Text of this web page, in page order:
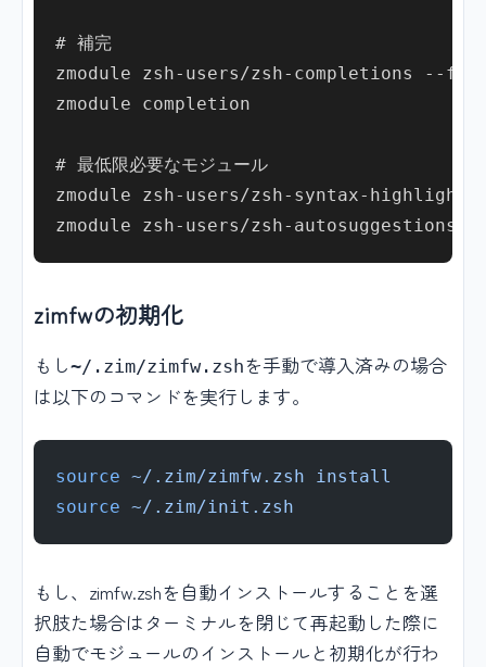
# 補完
zmodule zsh-users/zsh-completions --
zmodule completion
# 最低限必要なモジュール
zmodule zsh-users/zsh-syntax-
zimfwの初期化
もし~/.zim/zimfw.zshを手動で導入済みの場合
は以下のコマンドを実行します。
source ~/.zim/zimfw.zsh install
source ~/.zim/init.zsh
もし、zimfw.zshを自動インストールすることを選
択肢た場合はターミナルを閉じて再起動した際に
自動でモジュールのインストールと初期化が行わ